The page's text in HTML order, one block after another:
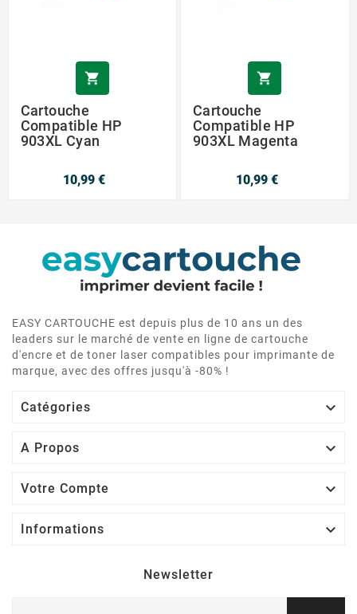

Cartouche
Compatible HP
903XL Cyan
10,99 €

Cartouche
Compatible HP
903XL Magenta
10,99 €
EASY CARTOUCHE est depuis plus de 10 ans un des
leaders sur le marché de vente en ligne de cartouche
d'encre et de toner laser compatibles pour imprimante de
marque, avec des offres jusqu'à -80% !
Catégories 
A Propos 
Votre Compte 
Informations 
Newsletter